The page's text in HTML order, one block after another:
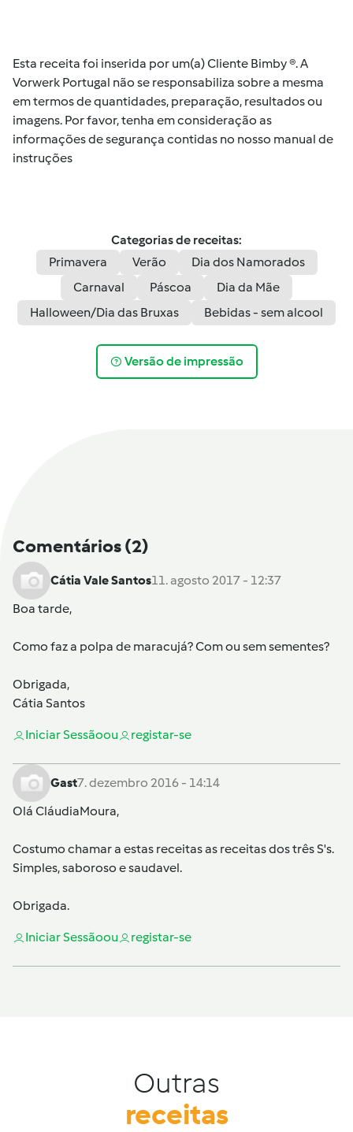
Esta receita foi inserida por um(a) Cliente Bimby ®. A
Vorwerk Portugal não se responsabiliza sobre a mesma
em termos de quantidades, preparação, resultados ou
imagens. Por favor, tenha em consideração as
informações de segurança contidas no nosso manual de
instruções
Categorias de receitas:
Primavera
Verão
Dia dos Namorados
Carnaval
Páscoa
Dia da Mãe
Halloween/Dia das Bruxas
Bebidas - sem alcool
Versão de impressão
Comentários(2)
Cátia Vale Santos11. agosto 2017 - 12:37
Boa tarde,
Como faz a polpa de maracujá? Com ou sem sementes?
Obrigada,
Cátia Santos
Iniciar Sessãoou registar-se
Gast7. dezembro 2016 - 14:14
Olá CláudiaMoura,
Costumo chamar a estas receitas as receitas dos três S's.
Simples, saboroso e saudavel.
Obrigada.
Iniciar Sessãoou registar-se
Outras
receitas